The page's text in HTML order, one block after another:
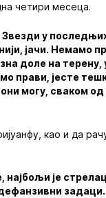
четири месеца.
у
јачи. Немамо
доле на терену,
прави, јесте
могу, сваком
као и да
је
дефанзивни